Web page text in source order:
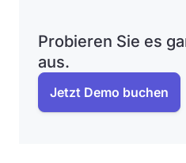
Probieren Sie es
aus.
Jetzt Demo buchen